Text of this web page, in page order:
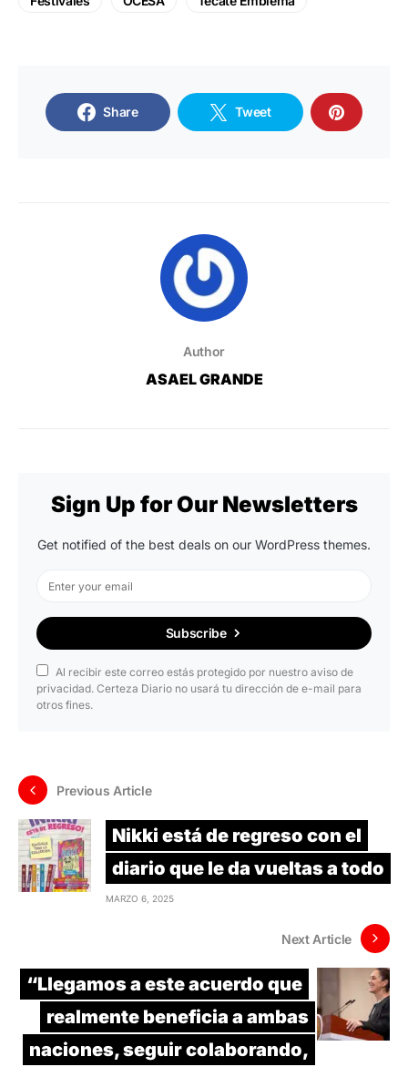
Share Tweet
Author
ASAEL GRANDE
Sign Up for Our Newsletters
Get notified of the best deals on our WordPress themes.
Subscribe
Al recibir este correo estás protegido por nuestro aviso de
privacidad. Certeza Diario no usará tu dirección de e-mail para
otros fines.
Previous Article
Nikki está de regreso con el
diario que le da vueltas a todo
MARZO 6, 2025
Next Article
“Llegamos a este acuerdo que
realmente beneficia a ambas
naciones, seguir colaborando,